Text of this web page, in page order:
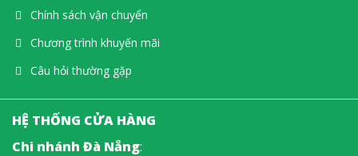
Chính sách vận chuyển
Chương trình khuyến mãi
Câu hỏi thường gặp
HỆ THỐNG CỬA HÀNG
Chi nhánh Đà Nẵng: